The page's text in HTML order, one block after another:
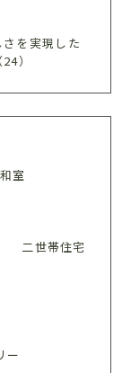
を実現した
）
和室
二世帯住宅
ー